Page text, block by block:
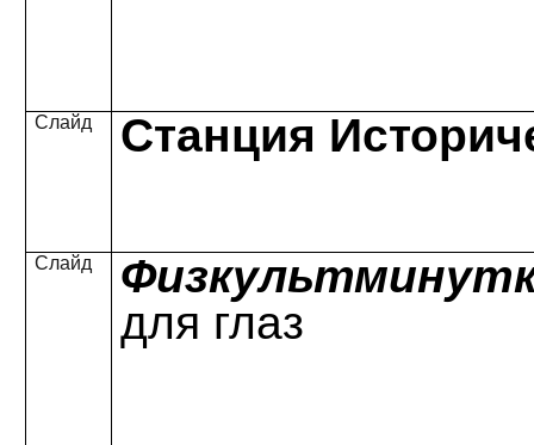
Слайд Станция
Слайд
для глаз